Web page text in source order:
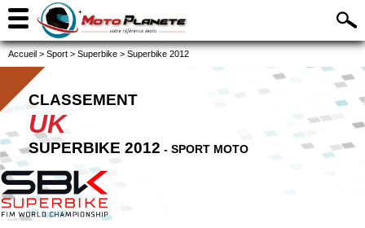
Accueil > Sport > Superbike > Superbike 2012
CLASSEMENT
UK
SUPERBIKE 2012 - SPORT MOTO